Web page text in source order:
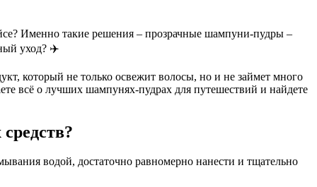
Именно такие решения – прозрачные шампуни-пудры –
уход? ✈️
который не только освежит волосы, но и не займет много
всё о лучших шампунях-пудрах для путешествий и найдете
водой, достаточно равномерно нанести и тщательно